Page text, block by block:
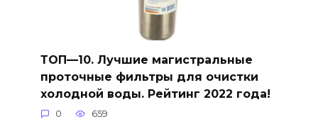
ТОП—10. Лучшие магистральные
проточные фильтры для очистки
холодной воды. Рейтинг 2022 года!
0 659